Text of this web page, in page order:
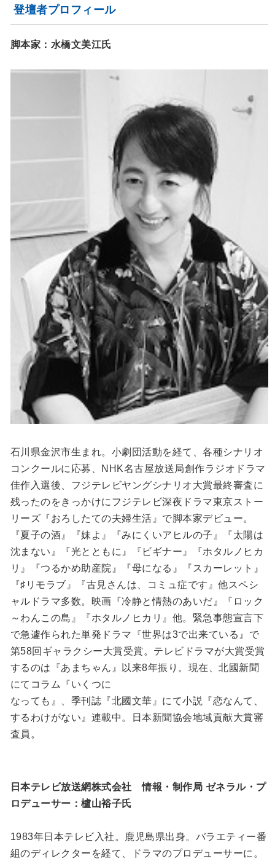
登壇者プロフィール
脚本家：水橋文美江氏
石川県金沢市生まれ。小劇団活動を経て、各種シナリオ
コンクールに応募、NHK名古屋放送局創作ラジオドラマ
佳作入選後、フジテレビヤングシナリオ大賞最終審査に
残ったのをきっかけにフジテレビ深夜ドラマ東京ストー
リーズ『おろしたての夫婦生活』で脚本家デビュー。
『夏子の酒』『妹よ』『みにくいアヒルの子』『太陽は
沈まない』『光とともに』『ビギナー』『ホタルノヒカ
リ』『つるかめ助産院』『母になる』『スカーレット』
『♯リモラブ』『古見さんは、コミュ症です』他スペシ
ャルドラマ多数。映画『冷静と情熱のあいだ』『ロック
～わんこの島』『ホタルノヒカリ』他。緊急事態宣言下
で急遽作られた単発ドラマ『世界は3で出来ている』で
第58回ギャラクシー大賞受賞。テレビドラマが大賞受賞
するのは『あまちゃん』以来8年振り。現在、北國新聞
にてコラム『いくつに
なっても』、季刊誌『北國文華』にて小説『恋なんて、
するわけがない』連載中。日本新聞協会地域貢献大賞審
査員。
日本テレビ放送網株式会社 情報・制作局 ゼネラル・プ
ロデューサー：櫨山裕子氏
1983年日本テレビ入社。鹿児島県出身。バラエティー番
組のディレクターを経て、ドラマのプロデューサーに。